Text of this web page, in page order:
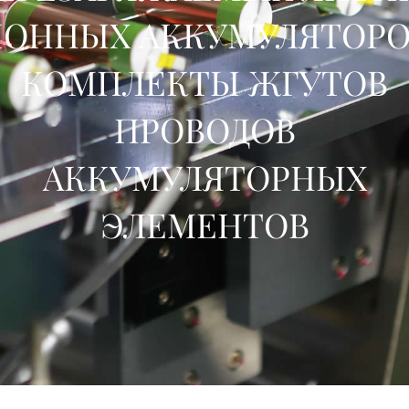
КОМПЛЕКТЫ ЖГУТОВ
ПРОВОДОВ
АККУМУЛЯТОРНЫХ
ЭЛЕМЕНТОВ